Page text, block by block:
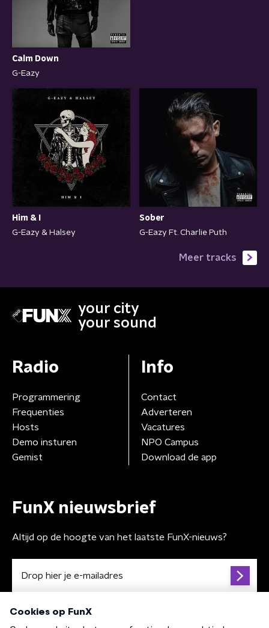
Calm Down
G-Eazy
Him & I
G-Eazy & Halsey
Sober
G-Eazy Ft. Charlie Puth
Meer tracks
your city
your sound
Radio
Programmering
Frequenties
Hosts
Demo insturen
Gemist
Info
Contact
Adverteren
Vacatures
NPO Campus
Download de app
FunX nieuwsbrief
Altijd op de hoogte van het laatste FunX-nieuws?